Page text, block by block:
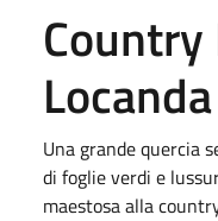
Una grande quercia
di foglie verdi e
maestosa alla